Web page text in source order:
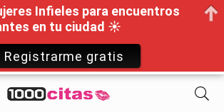
Infieles para encuentros
en tu ciudad ☀
Registrarme gratis